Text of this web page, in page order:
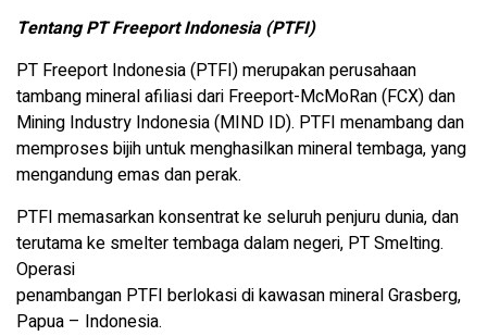
Tentang PT Freeport Indonesia (PTFI)
PT Freeport Indonesia (PTFI) merupakan perusahaan
tambang mineral afiliasi dari Freeport-McMoRan (FCX) dan
Mining Industry Indonesia (MIND ID). PTFI menambang dan
memproses bijih untuk menghasilkan mineral tembaga, yang
mengandung emas dan perak.
PTFI memasarkan konsentrat ke seluruh penjuru dunia, dan
terutama ke smelter tembaga dalam negeri, PT Smelting.
Operasi
penambangan PTFI berlokasi di kawasan mineral Grasberg,
Papua – Indonesia.